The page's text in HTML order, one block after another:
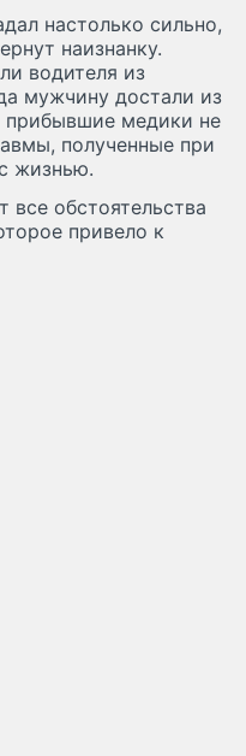
настолько сильно,
наизнанку.
водителя из
мужчину достали из
медики не
полученные при
жизнью.
обстоятельства
привело к